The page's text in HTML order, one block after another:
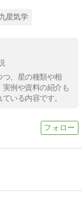
星気学
、星の種類や相
例や資料の紹介も
いる内容です。